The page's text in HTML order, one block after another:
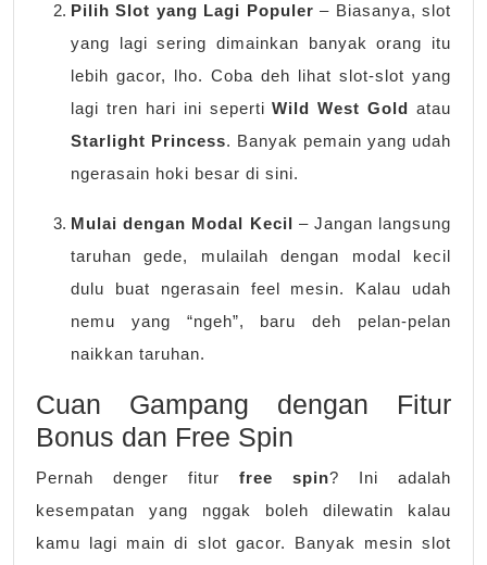
Pilih Slot yang Lagi Populer – Biasanya, slot
yang lagi sering dimainkan banyak orang itu
lebih gacor, lho. Coba deh lihat slot-slot yang
lagi tren hari ini sepertiWild West Gold atau
Starlight Princess. Banyak pemain yang udah
ngerasain hoki besar di sini.
Mulai dengan Modal Kecil – Jangan langsung
taruhan gede, mulailah dengan modal kecil
dulu buat ngerasain feel mesin. Kalau udah
nemu yang “ngeh”, baru deh pelan-pelan
naikkan taruhan.
Cuan Gampang dengan Fitur
Bonus dan Free Spin
Pernah denger fitur free spin? Ini adalah
kesempatan yang nggak boleh dilewatin kalau
kamu lagi main di slot gacor. Banyak mesin slot